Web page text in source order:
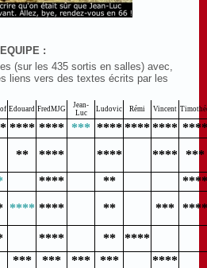
:
(sur les 435 sortis en salles) avec,
liens vers des textes écrits par les
Edouard FredMJG
Jean-
Luc
Ludovic Rémi Vincent
**** **** *** **** ******** ****
** **** **** **** ***
**** ** ****
**** **** ** *** ****
**** ** ****
*** *** *** *** ****